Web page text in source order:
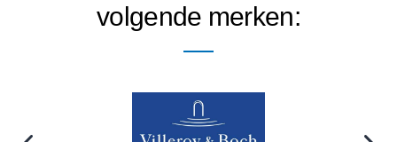
volgende merken: